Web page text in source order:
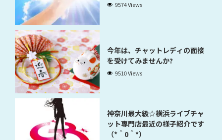
9574 Views
今年は、チャットレディの面接
を受けてみませんか?
9510 Views
神奈川最大級☆横浜ライブチャ
ット専門店最近の様子紹介です
（*＾0＾*）